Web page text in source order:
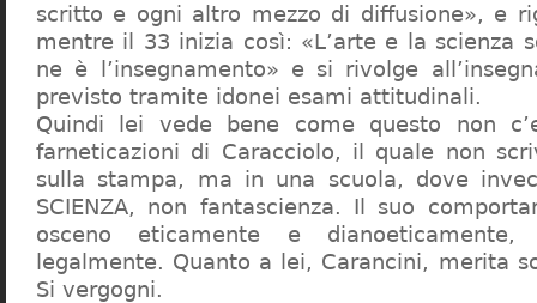
scritto e ogni altro mezzo di diffusione», e
mentre il 33 inizia così: «L’arte e la scienza
ne è l’insegnamento» e si rivolge
previsto tramite idonei esami attitudinali.
Quindi lei vede bene come questo non
farneticazioni di Caracciolo, il quale non
sulla stampa, ma in una scuola, dove
SCIENZA, non fantascienza. Il suo
osceno eticamente e dianoeticamente,
legalmente. Quanto a lei, Carancini, merita
Si vergogni.